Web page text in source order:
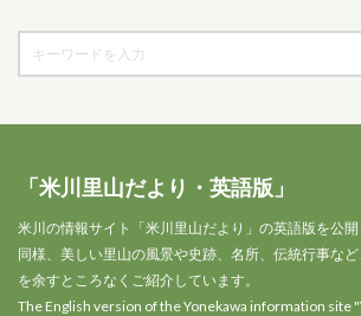
「米川里山だより・英語版」
米川の情報サイト「米川里山だより」の英語版を公
同様、美しい里山の風景や史跡、名所、伝統行事な
を余すところなくご紹介しています。
The English version of the Yonekawa information site